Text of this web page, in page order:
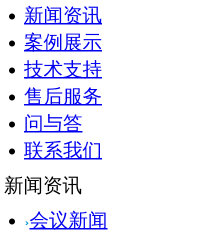
新闻资讯
案例展示
技术支持
售后服务
问与答
联系我们
新闻资讯
会议新闻